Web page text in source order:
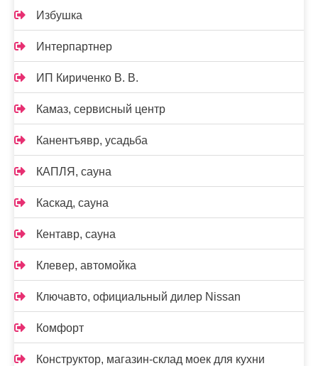
Избушка
Интерпартнер
ИП Кириченко В. В.
Камаз, сервисный центр
Канентъявр, усадьба
КАПЛЯ, сауна
Каскад, сауна
Кентавр, сауна
Клевер, автомойка
Ключавто, официальный дилер Nissan
Комфорт
Конструктор, магазин-склад моек для кухни